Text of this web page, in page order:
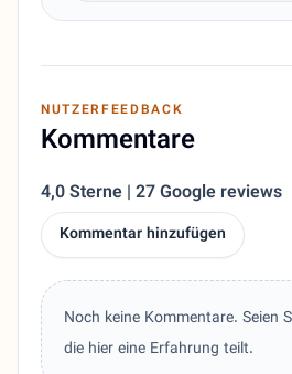
NUTZERFEEDBACK
Kommentare
4,0 Sterne | 27 Google reviews
Kommentar hinzufügen
Noch keine Kommentare. Seien
die hier eine Erfahrung teilt.